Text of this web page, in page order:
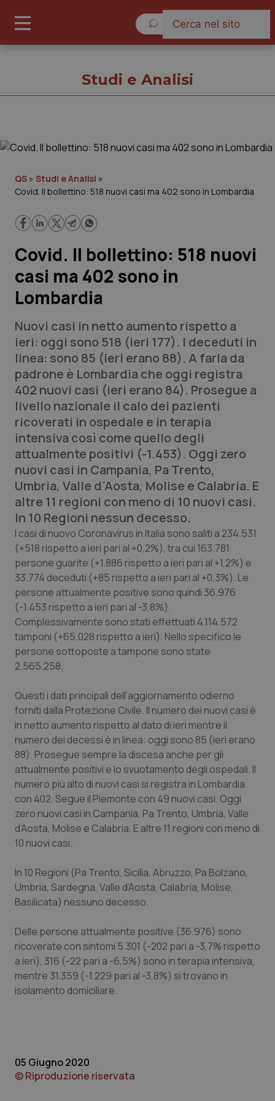
Cronache
Lavoro e Professioni
Scienza e Farmaci
Studi e Analisi
Lettere al direttore
Edizioni Regionali
QS Pro
Professionisti Sanitari.AI
Abruzzo
Basilicata
Calabria
Campania
Emilia-Romagna
Friuli Venezia Giulia
Liguria
Lombardia
Marche
Molise
Piemonte
Provincia Autonoma di Bolzano
Provincia Autonoma di Trento
Puglia
Sardegna
Umbria
QS Pro Gold
Artrite & artrosi
Asma & BPCO
Car-T
Colesterolo & coronaropatie
Dermatite Atopica
Disturbi dell’umore
Dolore
Donna & Salute
Epatiti
HIV
Infezioni & Febbre
Ipertensione & Scompenso
Malattie rare
Malattia di Crohn & Rettocolite Ulcerosa
Oftalmologia
QS Club Newsletter
Studi e Analisi
QS » Studi e Analisi »
Covid. Il bollettino: 518 nuovi casi ma 402 sono in Lombardia
Covid. Il bollettino: 518 nuovi
casi ma 402 sono in
Lombardia
Nuovi casi in netto aumento rispetto a
ieri: oggi sono 518 (ieri 177). I deceduti in
linea: sono 85 (ieri erano 88). A farla da
padrone è Lombardia che oggi registra
402 nuovi casi (ieri erano 84). Prosegue a
livello nazionale il calo dei pazienti
ricoverati in ospedale e in terapia
intensiva così come quello degli
attualmente positivi (-1.453). Oggi zero
nuovi casi in Campania, Pa Trento,
Umbria, Valle d’Aosta, Molise e Calabria. E
altre 11 regioni con meno di 10 nuovi casi.
In 10 Regioni nessun decesso.
I casi di nuovo Coronavirus in Italia sono saliti a 234.531
(+518 rispetto a ieri pari al +0,2%), tra cui 163.781
persone guarite (+1.886 rispetto a ieri pari al +1,2%) e
33.774 deceduti (+85 rispetto a ieri pari al +0,3%). Le
persone attualmente positive sono quindi 36.976
(-1.453 rispetto a ieri pari al -3,8%).
Complessivamente sono stati effettuati 4.114.572
tamponi (+65.028 rispetto a ieri). Nello specifico le
persone sottoposte a tampone sono state
2.565.258.
Questi i dati principali dell’aggiornamento odierno
forniti dalla Protezione Civile. Il numero dei nuovi casi è
in netto aumento rispetto al dato di ieri mentre il
numero dei decessi è in linea: oggi sono 85 (ieri erano
88). Prosegue sempre la discesa anche per gli
attualmente positivi e lo svuotamento degli ospedali. Il
numero più alto di nuovi casi si registra in Lombardia
con 402. Segue il Piemonte con 49 nuovi casi. Oggi
zero nuovi casi in Campania, Pa Trento, Umbria, Valle
d’Aosta, Molise e Calabria. E altre 11 regioni con meno di
10 nuovi casi.
In 10 Regioni (Pa Trento, Sicilia, Abruzzo, Pa Bolzano,
Umbria, Sardegna, Valle d’Aosta, Calabria, Molise,
Basilicata) nessuno decesso.
Delle persone attualmente positive (36.976) sono
ricoverate con sintomi 5.301 (-202 pari a -3,7% rispetto
a ieri), 316 (-22 pari a -6,5%) sono in terapia intensiva,
mentre 31.359 (-1.229 pari al -3,8%) si trovano in
isolamento domiciliare.
05 Giugno 2020
© Riproduzione riservata